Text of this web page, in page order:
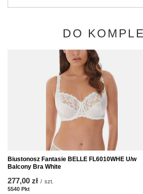
DO
Biustonosz Fantasie BELLE FL6010WHE U/w
Balcony Bra White
277,00 zł / szt.
5540 Pkt